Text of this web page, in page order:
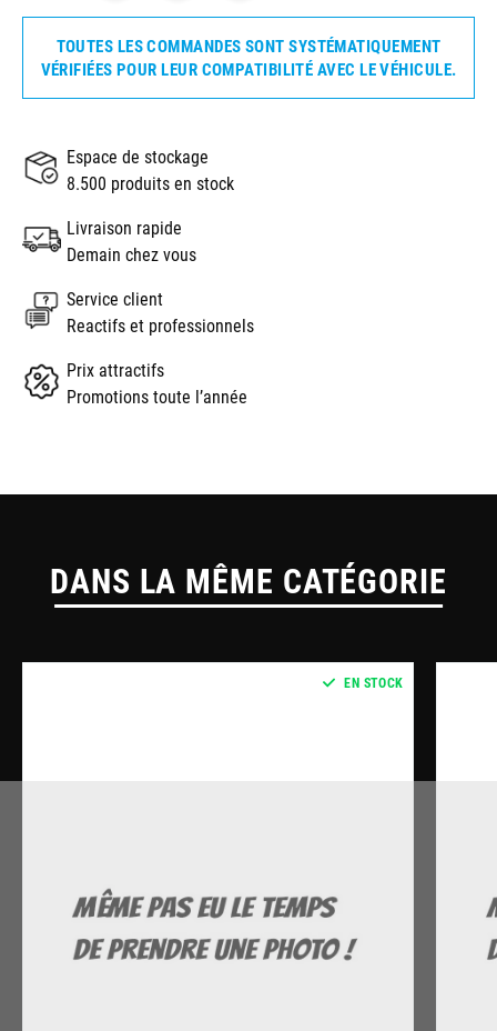
TOUTES LES COMMANDES SONT SYSTÉMATIQUEMENT
VÉRIFIÉES POUR LEUR COMPATIBILITÉ AVEC LE VÉHICULE.
Espace de stockage
8.500 produits en stock
Livraison rapide
Demain chez vous
Service client
Reactifs et professionnels
Prix attractifs
Promotions toute l’année
DANS LA MÊME CATÉGORIE
EN STOCK